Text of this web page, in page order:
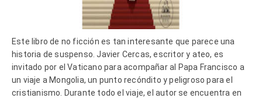
Este libro de no ficción es tan interesante que parece una
historia de suspenso. Javier Cercas, escritor y ateo, es
invitado por el Vaticano para acompañar al Papa Francisco a
un viaje a Mongolia, un punto recóndito y peligroso para el
cristianismo. Durante todo el viaje, el autor se encuentra en